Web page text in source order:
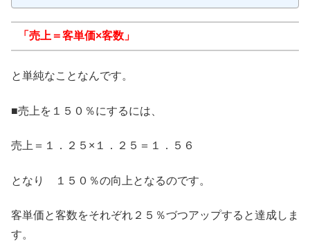
「売上＝客単価×客数」
と単純なことなんです。
■売上を１５０％にするには、
売上＝１．２５×１．２５＝１．５６
となり １５０％の向上となるのです。
客単価と客数をそれぞれ２５％づつアップすると達成しま
す。